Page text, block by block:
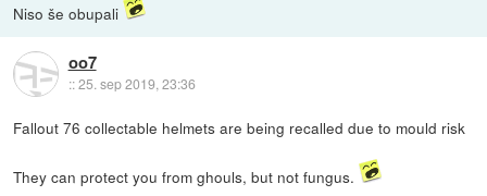
Niso še obupali
oo7
::25. sep 2019, 23:36
Fallout 76 collectable helmets are being recalled due to mould risk
They can protect you from ghouls, but not fungus.